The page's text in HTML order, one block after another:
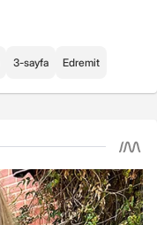
3-sayfa Edremit